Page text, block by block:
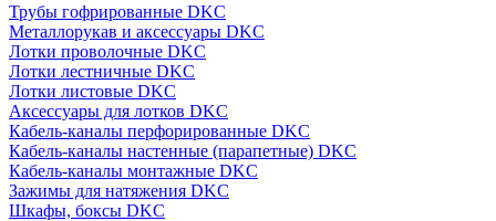
Трубы гофрированные DKC
Металлорукав и аксессуары DKC
Лотки проволочные DKC
Лотки лестничные DKC
Лотки листовые DKC
Аксессуары для лотков DKC
Кабель-каналы перфорированные DKC
Кабель-каналы настенные (парапетные) DKC
Кабель-каналы монтажные DKC
Зажимы для натяжения DKC
Шкафы, боксы DKC